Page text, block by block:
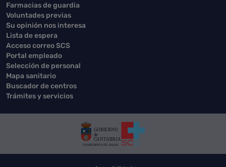
Farmacias de guardia
Voluntades previas
Su opinión nos interesa
Lista de espera
Acceso correo SCS
Portal empleado
Selección de personal
Mapa sanitario
Buscador de centros
Trámites y servicios